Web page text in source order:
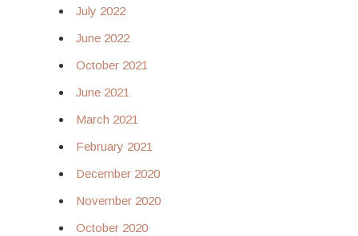
July 2022
June 2022
October 2021
June 2021
March 2021
February 2021
December 2020
November 2020
October 2020